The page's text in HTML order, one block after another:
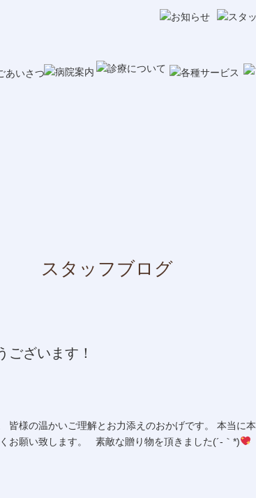
スタッフブログ
ございます！
皆様の温かいご理解とお力添えのおかげです。 本当に本
お願い致します。 素敵な贈り物を頂きました(´-｀*)